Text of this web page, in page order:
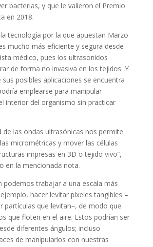
bacterias, y que le valieron el Premio
en 2018.
tecnología por la que apuestan Marzo
mucho más eficiente y segura desde
médico, pues los ultrasonidos
de forma no invasiva en los tejidos. Y
sus posibles aplicaciones se encuentra
emplearse para manipular
interior del organismo sin practicar
de las ondas ultrasónicas nos permite
micrométricas y mover las células
impresas en 3D o tejido vivo”,
en la mencionada nota.
podemos trabajar a una escala más
hacer levitar píxeles tangibles –
partículas que levitan–, de modo que
que floten en el aire. Estos podrían ser
diferentes ángulos; incluso
de manipularlos con nuestras